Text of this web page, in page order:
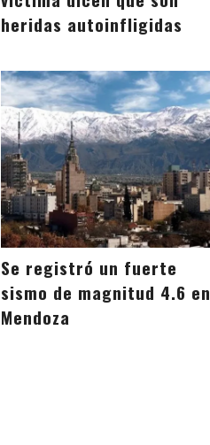
heridas autoinfligidas
Se registró un fuerte
sismo de magnitud 4.6 en
Mendoza